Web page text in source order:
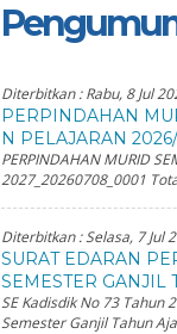
Diterbitkan :Rabu, 8 Jul
PERPINDAHAN
N PELAJARAN
PERPINDAHAN MURID
2027_20260708_0001
Diterbitkan :Selasa, 7 Jul
SURAT EDARAN
SEMESTER GANJIL
SE Kadisdik No 73 Tahun
Semester Ganjil Tahun